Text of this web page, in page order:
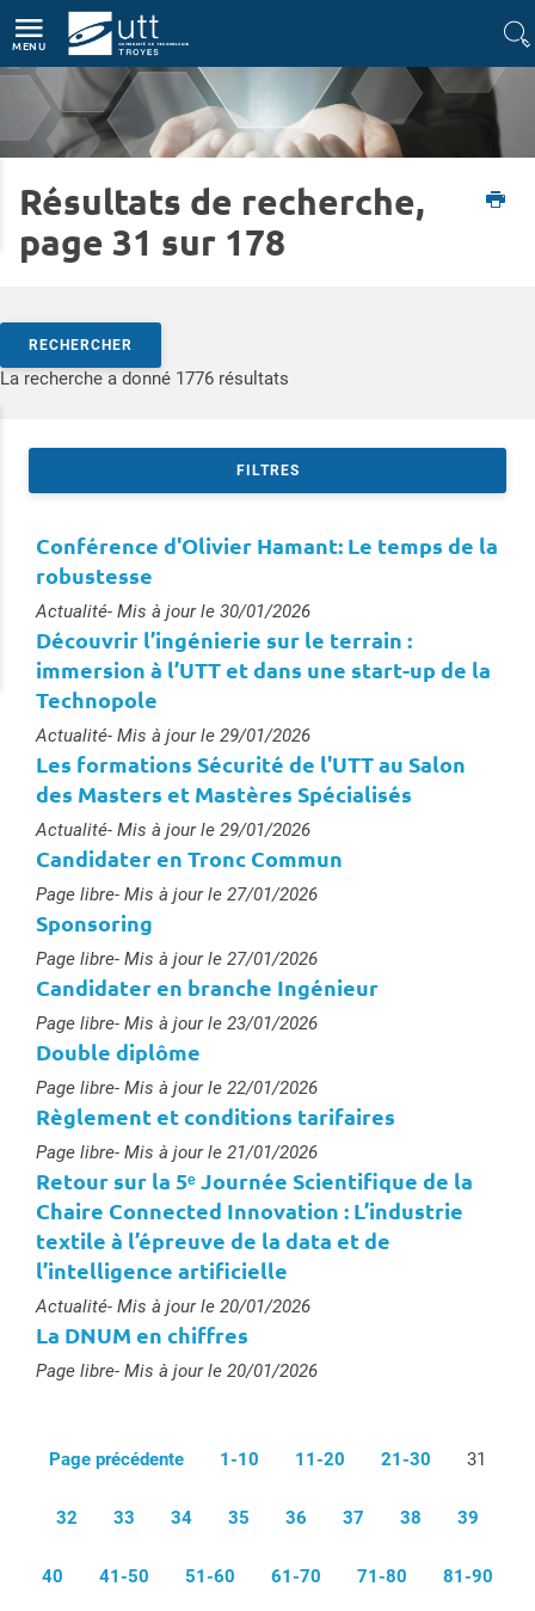
MENU
Accueil Formations
Formation continue
Financement de la formation continue
Résultats de recherche,
page 31 sur 178
Rechercher par mots-clés
RECHERCHER
La recherche a donné 1776 résultats
FILTRES
Conférence d'Olivier Hamant: Le temps de la
robustesse
Type :
Actualité- Mis à jour le 30/01/2026
Découvrir l’ingénierie sur le terrain :
immersion à l’UTT et dans une start-up de la
Technopole
Type :
Actualité- Mis à jour le 29/01/2026
Les formations Sécurité de l'UTT au Salon
des Masters et Mastères Spécialisés
Type :
Actualité- Mis à jour le 29/01/2026
Candidater en Tronc Commun
Type :
Page libre- Mis à jour le 27/01/2026
Sponsoring
Type :
Page libre- Mis à jour le 27/01/2026
Candidater en branche Ingénieur
Type :
Page libre- Mis à jour le 23/01/2026
Double diplôme
Type :
Page libre- Mis à jour le 22/01/2026
Règlement et conditions tarifaires
Type :
Page libre- Mis à jour le 21/01/2026
Retour sur la 5ᵉ Journée Scientifique de la
Chaire Connected Innovation : L’industrie
textile à l’épreuve de la data et de
l’intelligence artificielle
Type :
Actualité- Mis à jour le 20/01/2026
La DNUM en chiffres
Type :
Page libre- Mis à jour le 20/01/2026
Page précédente 1-10 11-20 21-30 31
32 33 34 35 36 37 38 39
40 41-50 51-60 61-70 71-80 81-90